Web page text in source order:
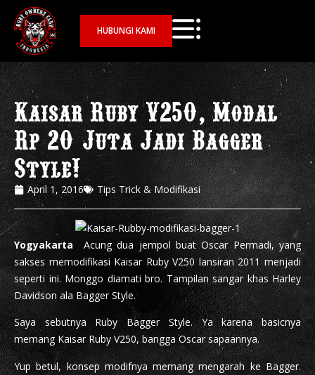
HUBUNGI KAMI
Kaisar Ruby V250, Modal
Rp 20 Juta Jadi Bagger
Style!
April 1, 2016 Tips Trick & Modifikasi
Yogyakarta  Acung dua jempol buat Oscar Permadi, yang
sakses memodifikasi Kaisar Ruby V250 lansiran 2011 menjadi
seperti ini. Monggo diamati bro. Tampilan sangar khas Harley
Davidson ala Bagger Style.
Saya sebutnya Ruby Bagger Style. Ya karena basicnya
memang Kaisar Ruby V250, bangga Oscar sapaannya.
Yup betul, konsep modifnya memang mengarah ke Bagger.